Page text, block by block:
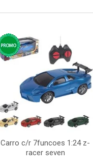
Carro c/r 7funcoes 1:24 z-
racer seven